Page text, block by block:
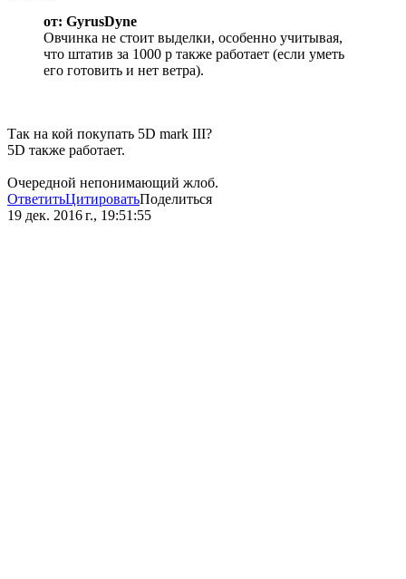
от: GyrusDyne
Овчинка не стоит выделки, особенно учитывая,
что штатив за 1000 р также работает (если уметь
его готовить и нет ветра).
Так на кой покупать 5D mark III?
5D также работает.
Очередной непонимающий жлоб.
ОтветитьЦитироватьПоделиться
19 дек. 2016 г., 19:51:55